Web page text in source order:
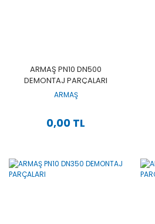
ARMAŞ PN10 DN500
DEMONTAJ PARÇALARI
ARMAŞ
0,00 TL